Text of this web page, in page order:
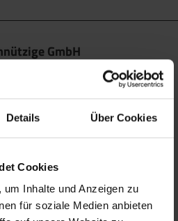
Details Über Cookies
Cookies
Inhalte und Anzeigen zu
für soziale Medien anbieten
GmbH
können Spuren von KI
entnehmen Sie bitte